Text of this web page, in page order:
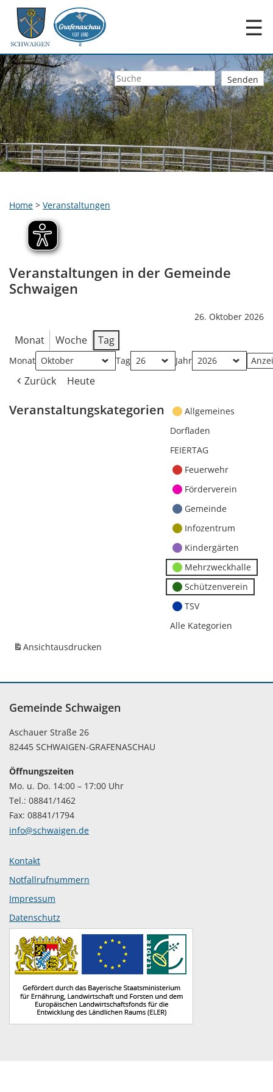
☰
Home > Veranstaltungen
Veranstaltungen in der Gemeinde
Schwaigen
26. Oktober 2026
Monat Woche Tag
Monat Tag Jahr
Zurück Heute
Veranstaltungskategorien
Allgemeines
Dorfladen
FEIERTAG
Feuerwehr
Förderverein
Gemeinde
Infozentrum
Kindergärten
Mehrzweckhalle
Schützenverein
TSV
Alle Kategorien
Ansichtausdrucken
Gemeinde Schwaigen
Aschauer Straße 26
82445 SCHWAIGEN-GRAFENASCHAU
Öffnungszeiten
Mo. u. Do. 14:00 – 17:00 Uhr
Tel.: 08841/1462
Fax: 08841/1794
info@schwaigen.de
Kontakt
Notfallrufnummern
Impressum
Datenschutz